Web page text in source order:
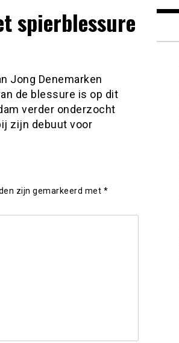
spierblessure
Jong Denemarken
de blessure is op dit
verder onderzocht
zijn debuut voor
zijn gemarkeerd met *